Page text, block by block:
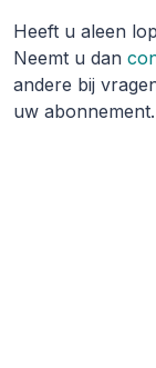
Heeft u aleen
Neemt u dan
andere bij
uw abonnement.